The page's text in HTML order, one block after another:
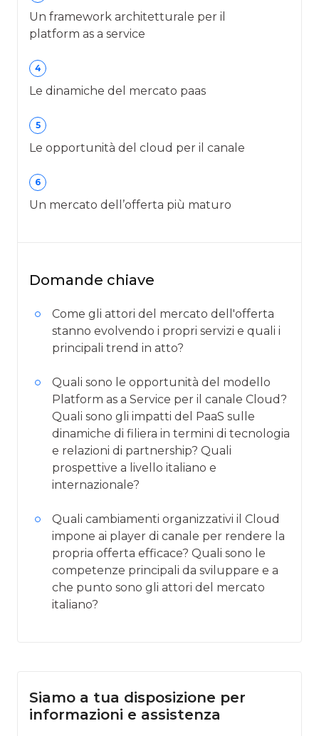
Un framework architetturale per il
platform as a service
4
Le dinamiche del mercato paas
5
Le opportunità del cloud per il canale
6
Un mercato dell’offerta più maturo
Domande chiave
Come gli attori del mercato dell'offerta
stanno evolvendo i propri servizi e quali i
principali trend in atto?
Quali sono le opportunità del modello
Platform as a Service per il canale Cloud?
Quali sono gli impatti del PaaS sulle
dinamiche di filiera in termini di tecnologia
e relazioni di partnership? Quali
prospettive a livello italiano e
internazionale?
Quali cambiamenti organizzativi il Cloud
impone ai player di canale per rendere la
propria offerta efficace? Quali sono le
competenze principali da sviluppare e a
che punto sono gli attori del mercato
italiano?
Siamo a tua disposizione per
informazioni e assistenza